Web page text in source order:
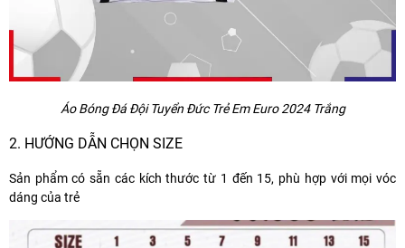
Áo Bóng Đá Đội Tuyển Đức Trẻ Em Euro 2024 Trắng
2. HƯỚNG DẪN CHỌN SIZE
Sản phẩm có sẵn các kích thước từ 1 đến 15, phù hợp với mọi vóc
dáng của trẻ